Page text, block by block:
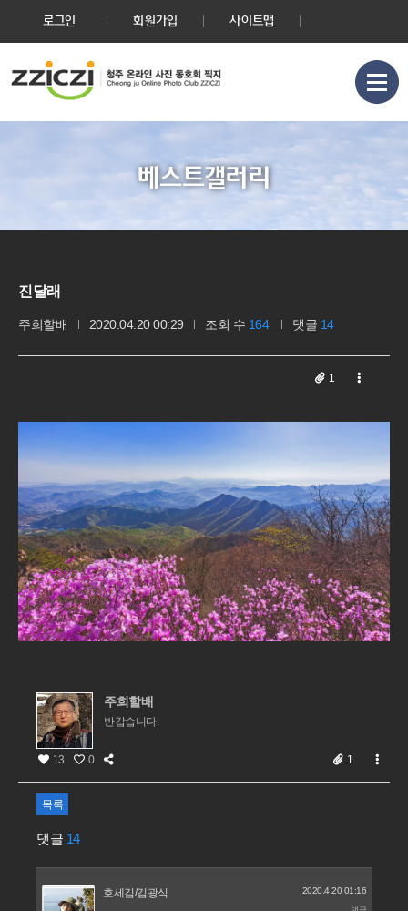
로그인 회원가입 사이트맵
베스트갤러리
진달래
주희할배 2020.04.20 00:29 조회 수 164 댓글 14
1
주희할배
반갑습니다.
13 0 1
목록
댓글 14
호세김/김광식 2020.4.20 01:16